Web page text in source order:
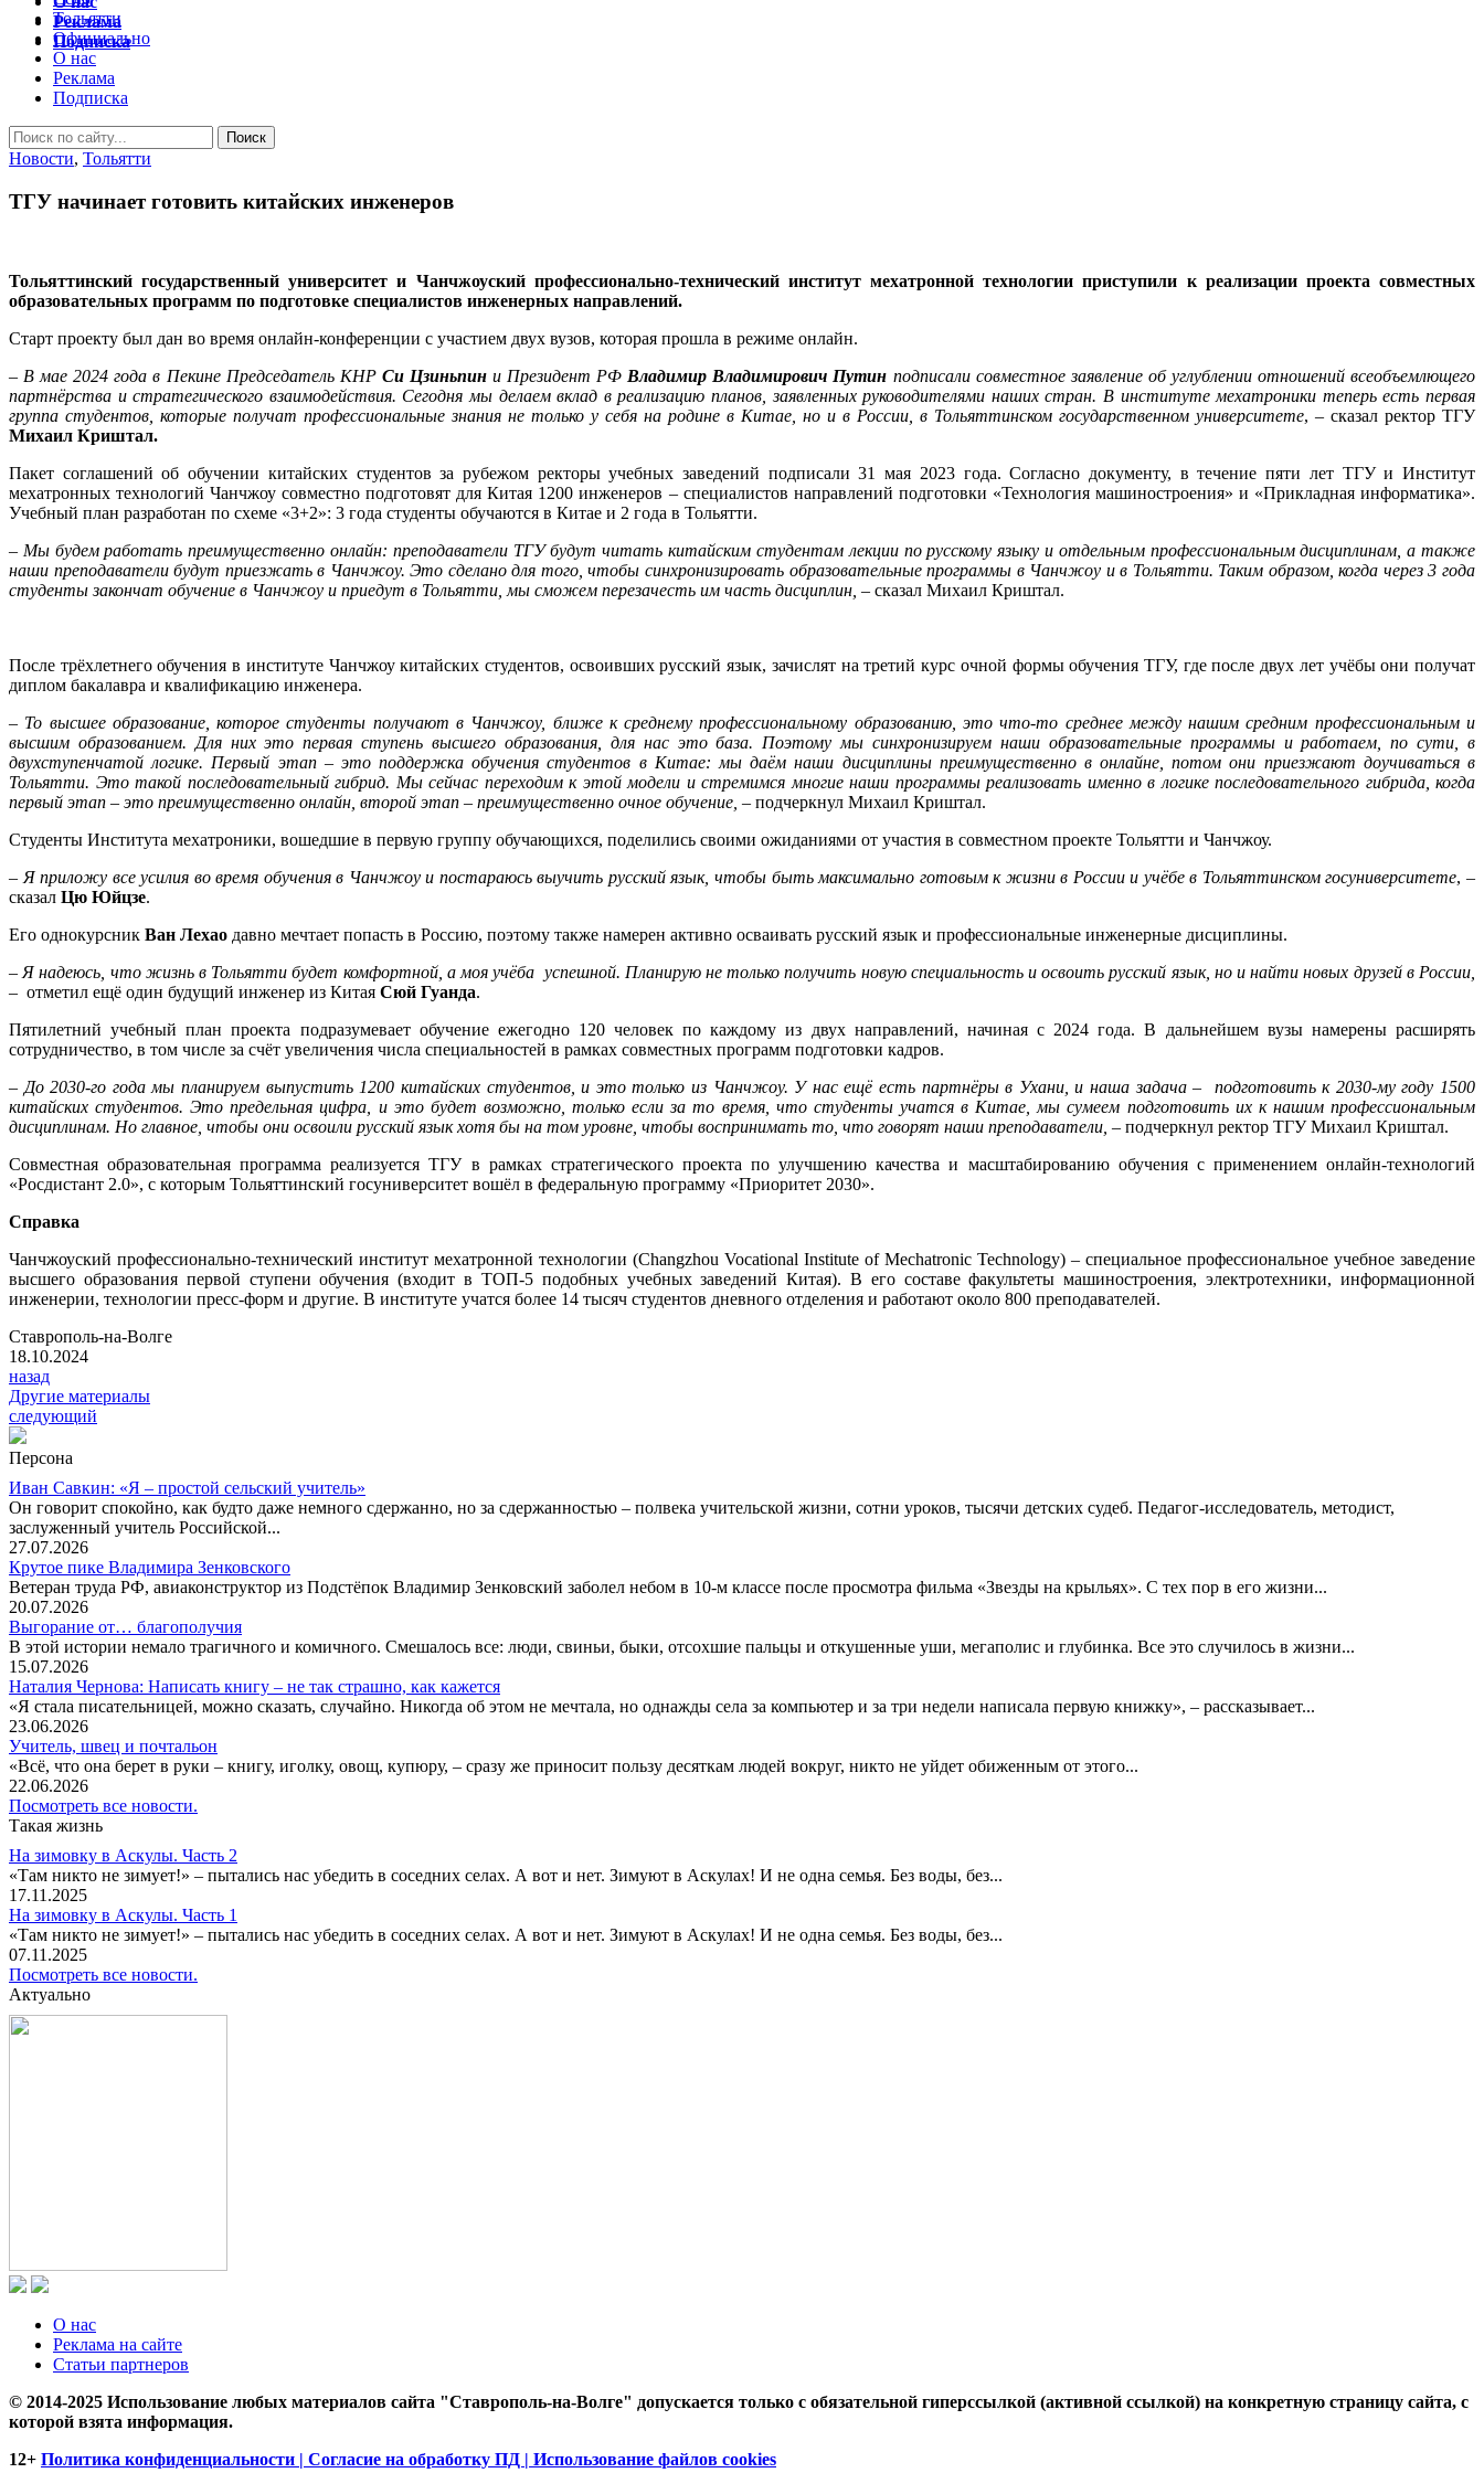
Тольятти
Официально
О нас
Реклама
Подписка
Новости, Тольятти
ТГУ начинает готовить китайских инженеров
Тольяттинский государственный университет и Чанчжоуский профессионально-технический институт мехатронной технологии приступили к реализации проекта совместных
образовательных программ по подготовке специалистов инженерных направлений.
Старт проекту был дан во время онлайн-конференции с участием двух вузов, которая прошла в режиме онлайн.
– В мае 2024 года в Пекине Председатель КНР Си Цзиньпини Президент РФВладимир Владимирович Путин подписали совместное заявление об углублении отношений всеобъемлющего
партнёрства и стратегического взаимодействия. Сегодня мы делаем вклад в реализацию планов, заявленных руководителями наших стран. В институте мехатроники теперь есть первая
группа студентов, которые получат профессиональные знания не только у себя на родине в Китае, но и в России, в Тольяттинском государственном университете, – сказал ректор ТГУ
Михаил Криштал.
Пакет соглашений об обучении китайских студентов за рубежом ректоры учебных заведений подписали 31 мая 2023 года. Согласно документу, в течение пяти лет ТГУ и Институт
мехатронных технологий Чанчжоу совместно подготовят для Китая 1200 инженеров – специалистов направлений подготовки «Технология машиностроения» и «Прикладная информатика».
Учебный план разработан по схеме «3+2»: 3 года студенты обучаются в Китае и 2 года в Тольятти.
– Мы будем работать преимущественно онлайн: преподаватели ТГУ будут читать китайским студентам лекции по русскому языку и отдельным профессиональным дисциплинам, а также
наши преподаватели будут приезжать в Чанчжоу. Это сделано для того, чтобы синхронизировать образовательные программы в Чанчжоу и в Тольятти. Таким образом, когда через 3 года
студенты закончат обучение в Чанчжоу и приедут в Тольятти, мы сможем перезачесть им часть дисциплин, – сказал Михаил Криштал.
После трёхлетнего обучения в институте Чанчжоу китайских студентов, освоивших русский язык, зачислят на третий курс очной формы обучения ТГУ, где после двух лет учёбы они получат
диплом бакалавра и квалификацию инженера.
– То высшее образование, которое студенты получают в Чанчжоу, ближе к среднему профессиональному образованию, это что-то среднее между нашим средним профессиональным и
высшим образованием. Для них это первая ступень высшего образования, для нас это база. Поэтому мы синхронизируем наши образовательные программы и работаем, по сути, в
двухступенчатой логике. Первый этап – это поддержка обучения студентов в Китае: мы даём наши дисциплины преимущественно в онлайне, потом они приезжают доучиваться в
Тольятти. Это такой последовательный гибрид. Мы сейчас переходим к этой модели и стремимся многие наши программы реализовать именно в логике последовательного гибрида, когда
первый этап – это преимущественно онлайн, второй этап – преимущественно очное обучение, – подчеркнул Михаил Криштал.
Студенты Института мехатроники, вошедшие в первую группу обучающихся, поделились своими ожиданиями от участия в совместном проекте Тольятти и Чанчжоу.
– Я приложу все усилия во время обучения в Чанчжоу и постараюсь выучить русский язык, чтобы быть максимально готовым к жизни в России и учёбе в Тольяттинском госуниверситете, –
сказал Цю Юйцзе.
Его однокурсник Ван Лехао давно мечтает попасть в Россию, поэтому также намерен активно осваивать русский язык и профессиональные инженерные дисциплины.
– Я надеюсь, что жизнь в Тольятти будет комфортной, а моя учёба ­ успешной. Планирую не только получить новую специальность и освоить русский язык, но и найти новых друзей в России,
– отметил ещё один будущий инженер из Китая Сюй Гуанда.
Пятилетний учебный план проекта подразумевает обучение ежегодно 120 человек по каждому из двух направлений, начиная с 2024 года. В дальнейшем вузы намерены расширять
сотрудничество, в том числе за счёт увеличения числа специальностей в рамках совместных программ подготовки кадров.
– До 2030-го года мы планируем выпустить 1200 китайских студентов, и это только из Чанчжоу. У нас ещё есть партнёры в Ухани, и наша задача – подготовить к 2030-му году 1500
китайских студентов. Это предельная цифра, и это будет возможно, только если за то время, что студенты учатся в Китае, мы сумеем подготовить их к нашим профессиональным
дисциплинам. Но главное, чтобы они освоили русский язык хотя бы на том уровне, чтобы воспринимать то, что говорят наши преподаватели, – подчеркнул ректор ТГУ Михаил Криштал.
Совместная образовательная программа реализуется ТГУ в рамках стратегического проекта по улучшению качества и масштабированию обучения с применением онлайн-технологий
«Росдистант 2.0», с которым Тольяттинский госуниверситет вошёл в федеральную программу «Приоритет 2030».
Справка
Чанчжоуский профессионально-технический институт мехатронной технологии (Changzhou Vocational Institute of Mechatronic Technology) – специальное профессиональное учебное заведение
высшего образования первой ступени обучения (входит в ТОП-5 подобных учебных заведений Китая). В его составе факультеты машиностроения, электротехники, информационной
инженерии, технологии пресс-форм и другие. В институте учатся более 14 тысяч студентов дневного отделения и работают около 800 преподавателей.
Ставрополь-на-Волге
18.10.2024
назад
Другие материалы
следующий
Персона
Иван Савкин: «Я – простой сельский учитель»
Он говорит спокойно, как будто даже немного сдержанно, но за сдержанностью – полвека учительской жизни, сотни уроков, тысячи детских судеб. Педагог-исследователь, методист,
заслуженный учитель Российской...
27.07.2026
Крутое пике Владимира Зенковского
Ветеран труда РФ, авиаконструктор из Подстёпок Владимир Зенковский заболел небом в 10-м классе после просмотра фильма «Звезды на крыльях». С тех пор в его жизни...
20.07.2026
Выгорание от… благополучия
В этой истории немало трагичного и комичного. Смешалось все: люди, свиньи, быки, отсохшие пальцы и откушенные уши, мегаполис и глубинка. Все это случилось в жизни...
15.07.2026
Наталия Чернова: Написать книгу – не так страшно, как кажется
«Я стала писательницей, можно сказать, случайно. Никогда об этом не мечтала, но однажды села за компьютер и за три недели написала первую книжку», – рассказывает...
23.06.2026
Учитель, швец и почтальон
«Всё, что она берет в руки – книгу, иголку, овощ, купюру, – сразу же приносит пользу десяткам людей вокруг, никто не уйдет обиженным от этого...
22.06.2026
Посмотреть все новости.
Такая жизнь
На зимовку в Аскулы. Часть 2
«Там никто не зимует!» – пытались нас убедить в соседних селах. А вот и нет. Зимуют в Аскулах! И не одна семья. Без воды, без...
17.11.2025
На зимовку в Аскулы. Часть 1
«Там никто не зимует!» – пытались нас убедить в соседних селах. А вот и нет. Зимуют в Аскулах! И не одна семья. Без воды, без...
07.11.2025
Посмотреть все новости.
Актуально
О нас
Реклама на сайте
Статьи партнеров
© 2014-2025 Использование любых материалов сайта "Ставрополь-на-Волге" допускается только с обязательной гиперссылкой (активной ссылкой) на конкретную страницу сайта, с
которой взята информация.
12+ Политика конфиденциальности | Согласие на обработку ПД | Использование файлов cookies
Реклама
Подписка